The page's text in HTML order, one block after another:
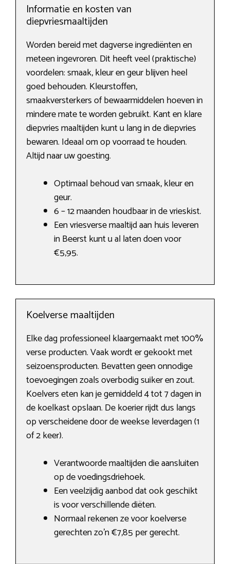
Informatie en kosten van
diepvriesmaaltijden
Worden bereid met dagverse ingrediënten en
meteen ingevroren. Dit heeft veel (praktische)
voordelen: smaak, kleur en geur blijven heel
goed behouden. Kleurstoffen,
smaakversterkers of bewaarmiddelen hoeven in
mindere mate te worden gebruikt. Kant en klare
diepvries maaltijden kunt u lang in de diepvries
bewaren. Ideaal om op voorraad te houden.
Altijd naar uw goesting.
Optimaal behoud van smaak, kleur en
geur.
6 – 12 maanden houdbaar in de vrieskist.
Een vriesverse maaltijd aan huis leveren
in Beerst kunt u al laten doen voor
€5,95.
Koelverse maaltijden
Elke dag professioneel klaargemaakt met 100%
verse producten. Vaak wordt er gekookt met
seizoensproducten. Bevatten geen onnodige
toevoegingen zoals overbodig suiker en zout.
Koelvers eten kan je gemiddeld 4 tot 7 dagen in
de koelkast opslaan. De koerier rijdt dus langs
op verscheidene door de weekse leverdagen (1
of 2 keer).
Verantwoorde maaltijden die aansluiten
op de voedingsdriehoek.
Een veelzijdig aanbod dat ook geschikt
is voor verschillende diëten.
Normaal rekenen ze voor koelverse
gerechten zo’n €7,85 per gerecht.